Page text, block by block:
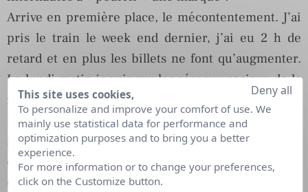
Arrive en première place, le mécontentement. J’ai
pris le train le week end dernier, j’ai eu 2 h de
retard et en plus les billets ne font qu’augmenter.
Le lundi matin je vais sur les réseaux sociaux de la
marque et j’exprime mon mécontentement.
Ensuite, il y a la distraction. C’est le week end, je
surfe sur le web et je vais sur les réseaux sociaux
d’une marque et je m’amuse de voir les
commentaires des autres internautes donc j’y
This site uses cookies,
To personalize and improve your comfort of use. We
mainly use statistical data for performance and
optimization purposes and to bring you a better
experience.
For more information or to change your preferences,
click on the Customize button.
Deny all